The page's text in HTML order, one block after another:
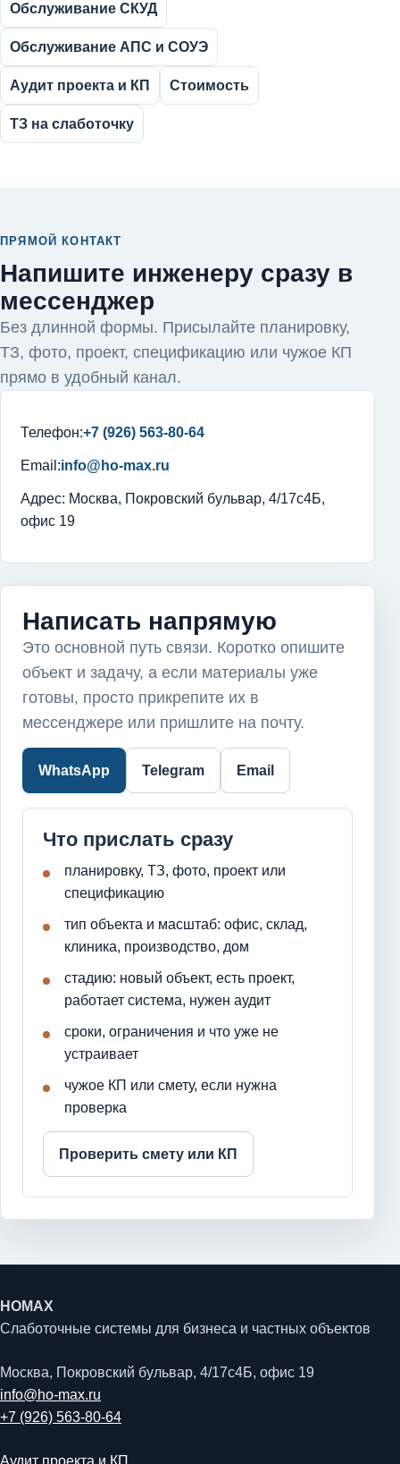
Обслуживание СКУД
Обслуживание АПС и СОУЭ
Аудит проекта и КП Стоимость
ТЗ на слаботочку
ПРЯМОЙ КОНТАКТ
Напишите инженеру сразу в
мессенджер
Без длинной формы. Присылайте планировку,
ТЗ, фото, проект, спецификацию или чужое КП
прямо в удобный канал.
Телефон:+7 (926) 563-80-64
Email:info@ho-max.ru
Адрес: Москва, Покровский бульвар, 4/17с4Б,
офис 19
Написать напрямую
Это основной путь связи. Коротко опишите
объект и задачу, а если материалы уже
готовы, просто прикрепите их в
мессенджере или пришлите на почту.
WhatsApp Telegram Email
Что прислать сразу
планировку, ТЗ, фото, проект или
спецификацию
тип объекта и масштаб: офис, склад,
клиника, производство, дом
стадию: новый объект, есть проект,
работает система, нужен аудит
сроки, ограничения и что уже не
устраивает
чужое КП или смету, если нужна
проверка
Проверить смету или КП
HOMAX
Слаботочные системы для бизнеса и частных объектов
Москва, Покровский бульвар, 4/17с4Б, офис 19
info@ho-max.ru
+7 (926) 563-80-64
Аудит проекта и КП